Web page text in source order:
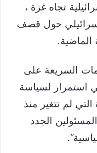
تجاه غزة ،
حول قصف
السريعة على
استمرار لسياسة
لم تتغير منذ
الجدد